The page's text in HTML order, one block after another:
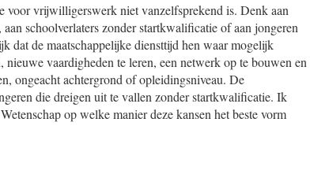
voor vrijwilligerswerk niet vanzelfsprekend is. Denk aan
schoolverlaters zonder startkwalificatie of aan jongeren
dat de maatschappelijke diensttijd hen waar mogelijk
vaardigheden te leren, een netwerk op te bouwen en
ongeacht achtergrond of opleidingsniveau. De
die dreigen uit te vallen zonder startkwalificatie. Ik
op welke manier deze kansen het beste vorm